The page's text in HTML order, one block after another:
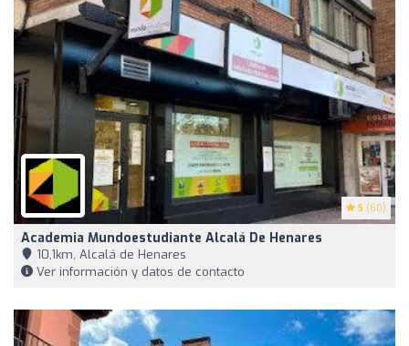
5 (60)
Academia Mundoestudiante Alcalá De Henares
10,1km, Alcalá de Henares
Ver información y datos de contacto